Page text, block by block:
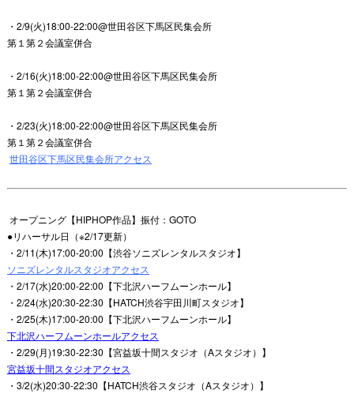
・2/9(火)18:00-22:00@世田谷区下馬区民集会所
第１第２会議室併合
・2/16(火)18:00-22:00@世田谷区下馬区民集会所
第１第２会議室併合
・2/23(火)18:00-22:00@世田谷区下馬区民集会所
第１第２会議室併合
世田谷区下馬区民集会所アクセス
オープニング【HIPHOP作品】振付：GOTO
●リハーサル日（※2/17更新）
・2/11(木)17:00-20:00【渋谷ソニズレンタルスタジオ】
ソニズレンタルスタジオアクセス
・2/17(水)20:00-22:00【下北沢ハーフムーンホール】
・2/24(水)20:30-22:30【HATCH渋谷宇田川町スタジオ】
・2/25(木)17:00-20:00【下北沢ハーフムーンホール】
下北沢ハーフムーンホールアクセス
・2/29(月)19:30-22:30【宮益坂十間スタジオ（Aスタジオ）】
宮益坂十間スタジオアクセス
・3/2(水)20:30-22:30【HATCH渋谷スタジオ（Aスタジオ）】